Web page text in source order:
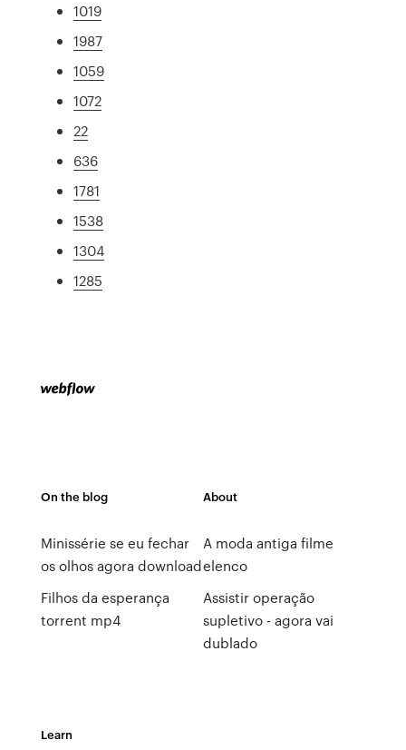
1019
1987
1059
1072
22
636
1781
1538
1304
1285
On the blog
Minissérie se eu fechar
os olhos agora download
Filhos da esperança
torrent mp4
About
A moda antiga filme
elenco
Assistir operação
supletivo - agora vai
dublado
Learn